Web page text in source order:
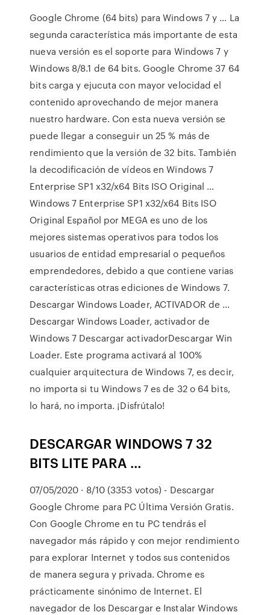
Google Chrome (64 bits) para Windows 7 y … La
segunda característica más importante de esta
nueva versión es el soporte para Windows 7 y
Windows 8/8.1 de 64 bits. Google Chrome 37 64
bits carga y ejucuta con mayor velocidad el
contenido aprovechando de mejor manera
nuestro hardware. Con esta nueva versión se
puede llegar a conseguir un 25 % más de
rendimiento que la versión de 32 bits. También
la decodificación de vídeos en Windows 7
Enterprise SP1 x32/x64 Bits ISO Original …
Windows 7 Enterprise SP1 x32/x64 Bits ISO
Original Español por MEGA es uno de los
mejores sistemas operativos para todos los
usuarios de entidad empresarial o pequeños
emprendedores, debido a que contiene varias
características otras ediciones de Windows 7.
Descargar Windows Loader, ACTIVADOR de …
Descargar Windows Loader, activador de
Windows 7 Descargar activadorDescargar Win
Loader. Este programa activará al 100%
cualquier arquitectura de Windows 7, es decir,
no importa si tu Windows 7 es de 32 o 64 bits,
lo hará, no importa. ¡Disfrútalo!
DESCARGAR WINDOWS 7 32
BITS LITE PARA …
07/05/2020 · 8/10 (3353 votos) - Descargar
Google Chrome para PC Última Versión Gratis.
Con Google Chrome en tu PC tendrás el
navegador más rápido y con mejor rendimiento
para explorar Internet y todos sus contenidos
de manera segura y privada. Chrome es
prácticamente sinónimo de Internet. El
navegador de los Descargar e Instalar Windows